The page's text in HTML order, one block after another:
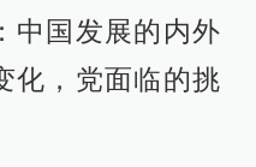
中国发展的内外
化，党面临的挑